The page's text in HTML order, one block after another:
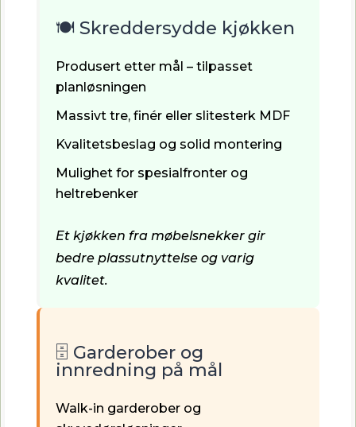
🍽️ Skreddersydde kjøkken
Produsert etter mål – tilpasset
planløsningen
Massivt tre, finér eller slitesterk MDF
Kvalitetsbeslag og solid montering
Mulighet for spesialfronter og
heltrebenker
Et kjøkken fra møbelsnekker gir
bedre plassutnyttelse og varig
kvalitet.
🗄️ Garderober og
innredning på mål
Walk-in garderober og